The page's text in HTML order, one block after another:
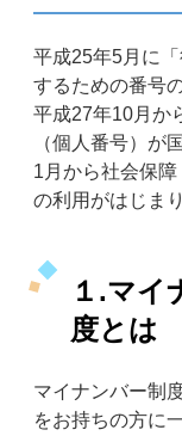
平成25年5月に
するための番号
平成27年10月か
（個人番号）が
1月から社会保
の利用がはじま
１.マイ
度とは
マイナンバー制
をお持ちの方に